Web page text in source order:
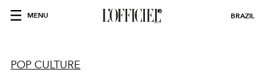
MENU BRAZIL
POP CULTURE